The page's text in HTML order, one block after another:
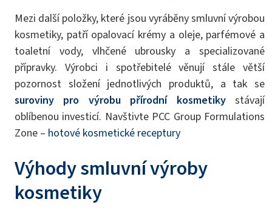
Mezi další položky, které jsou vyráběny smluvní výrobou
kosmetiky, patří opalovací krémy a oleje, parfémové a
toaletní vody, vlhčené ubrousky a specializované
přípravky. Výrobci i spotřebitelé věnují stále větší
pozornost složení jednotlivých produktů, a tak se
suroviny pro výrobu přírodní kosmetikystávají
oblíbenou investicí. Navštivte PCC Group Formulations
Zone – hotové kosmetické receptury
Výhody smluvní výroby
kosmetiky